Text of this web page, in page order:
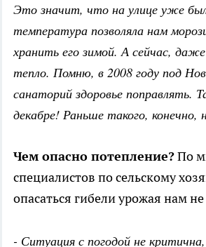
Это значит, что на улице уже
температура позволяла нам
хранить его зимой. А сейчас,
тепло. Помню, в 2008 году под
санаторий здоровье поправлять.
декабре! Раньше такого, конечно,
Чем опасно потепление?По
специалистов по сельскому
опасаться гибели урожая нам
- Ситуация с погодой не